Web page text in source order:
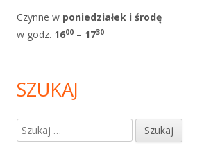
Czynne w poniedziałek i środę
w godz. 1600 – 1730
SZUKAJ
Szukaj: